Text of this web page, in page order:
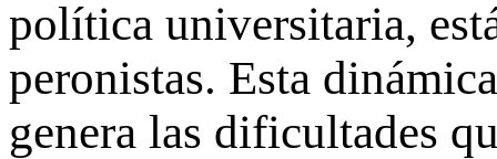
política universitaria,
peronistas. Esta
genera las dificultades